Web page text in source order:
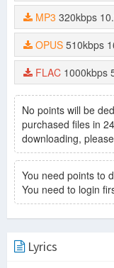
MP3 320kbps
OPUS 510kbps
FLAC 1000kbps
No points will be
purchased files in
downloading,
You need points to
You need to login
Lyrics